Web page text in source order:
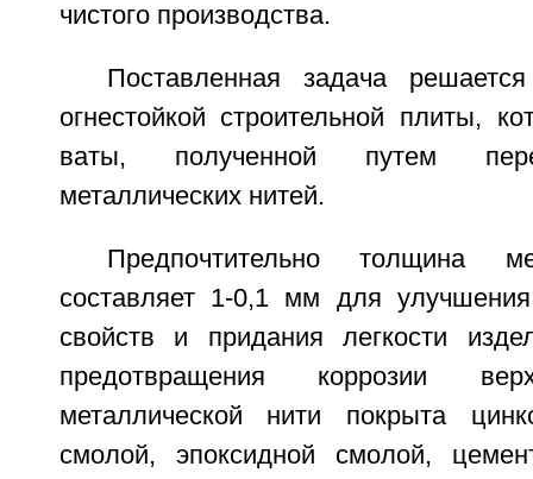
чистого производства.
Поставленная задача
огнестойкой строительной плиты,
ваты, полученной путем
металлических нитей.
Предпочтительно толщина
составляет 1-0,1 мм для
свойств и придания легкости
предотвращения коррозии
металлической нити покрыта
смолой, эпоксидной смолой,